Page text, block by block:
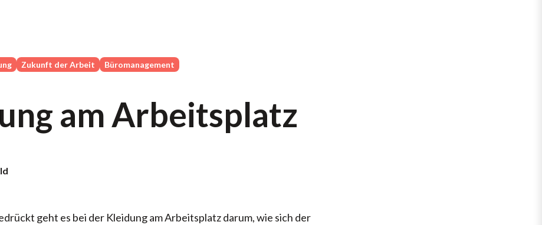
Zukunft der Arbeit Büromanagement
am Arbeitsplatz
geht es bei der Kleidung am Arbeitsplatz darum, wie sich der